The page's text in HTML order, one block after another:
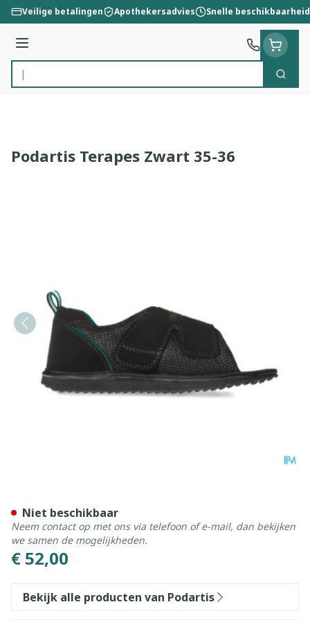
Ga naar de inhoud
Veilige betalingen Apothekersadvies Snelle beschikbaarheid
Menu
Product, merk, categorie...
Zoek
Podartis Terapes Zwart 35-36
€ 52,00
Niet beschikbaar
Neem contact op met ons via telefoon of e-mail, dan bekijken
we samen de mogelijkheden.
Bekijk alle producten van Podartis